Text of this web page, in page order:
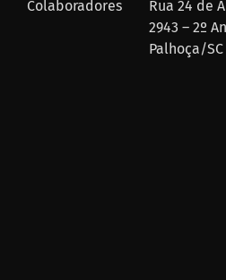
Colaboradores
Rua 24 de
2943 – 2º
Palhoça/SC